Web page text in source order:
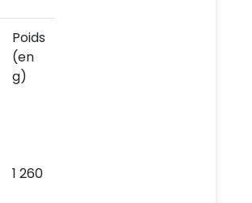
Poids
(en
g)
1 260